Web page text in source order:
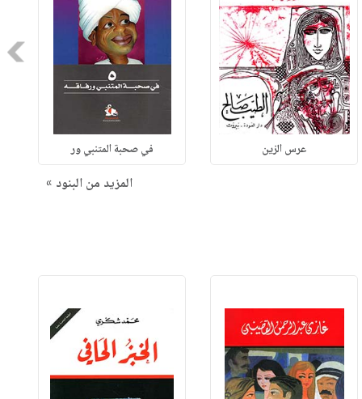
عرس الزين في صحبة المتنبي ور
المزيد من البنود »